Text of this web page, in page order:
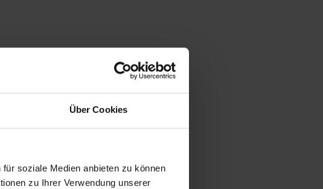
Über Cookies
soziale Medien anbieten zu können
zu Ihrer Verwendung unserer